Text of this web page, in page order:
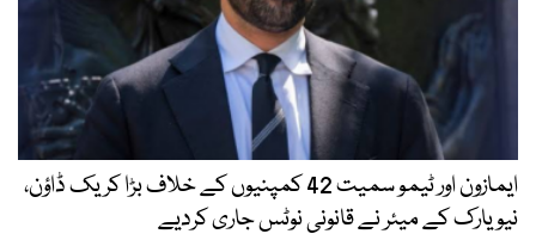
ایمازون اور ٹیمو سمیت 42 کمپنیوں کے خلاف بڑا کریک ڈاؤن،
نیویارک کے میئر نے قانونی نوٹس جاری کردیے